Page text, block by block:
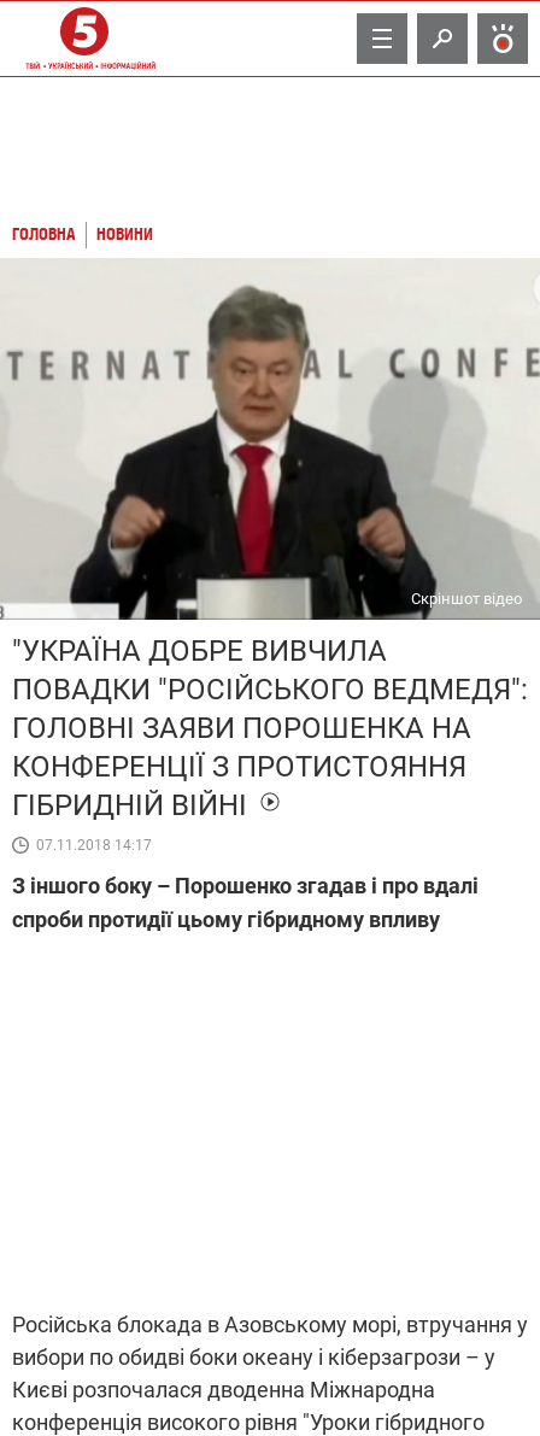
TV
ГОЛОВНА НОВИНИ
Скріншот відео
"УКРАЇНА ДОБРЕ ВИВЧИЛА
ПОВАДКИ "РОСІЙСЬКОГО ВЕДМЕДЯ":
ГОЛОВНІ ЗАЯВИ ПОРОШЕНКА НА
КОНФЕРЕНЦІЇ З ПРОТИСТОЯННЯ
ГІБРИДНІЙ ВІЙНІ
07.11.2018 14:17
З іншого боку – Порошенко згадав і про вдалі
спроби протидії цьому гібридному впливу
Російська блокада в Азовському морі, втручання у
вибори по обидві боки океану і кіберзагрози – у
Києві розпочалася дводенна Міжнародна
конференція високого рівня "Уроки гібридного